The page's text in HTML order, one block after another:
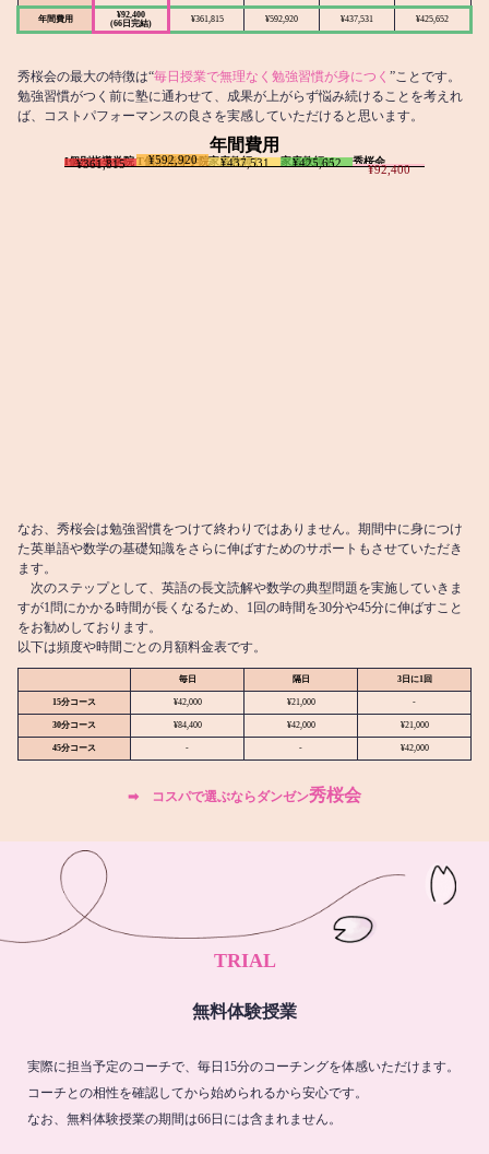
年間費用
¥92,400
(66日完結)
¥361,815 ¥592,920 ¥437,531 ¥425,652
秀桜会の最大の特徴は“毎日授業で無理なく勉強習慣が身につく ”ことです。
勉強習慣がつく前に塾に通わせて、成果が上がらず悩み続けることを考えれ
ば、コストパフォーマンスの良さを実感していただけると思います。
年間費用
I個別指導学院
¥361,815 T個別指導学院
¥592,920 家庭教師T
¥437,531 家庭教師M
¥425,652 秀桜会
¥92,400
なお、秀桜会は勉強習慣をつけて終わりではありません。期間中に身につけ
た英単語や数学の基礎知識をさらに伸ばすためのサポートもさせていただき
ます。
次のステップとして、英語の長文読解や数学の典型問題を実施していきま
すが1問にかかる時間が長くなるため、1回の時間を30分や45分に伸ばすこと
をお勧めしております。
以下は頻度や時間ごとの月額料金表です。
毎日 隔日 3日に1回
15分コース ¥42,000 ¥21,000 -
30分コース ¥84,400 ¥42,000 ¥21,000
45分コース - - ¥42,000
➡︎ コスパで選ぶならダンゼン秀桜会
TRIAL
無料体験授業
実際に担当予定のコーチで、毎日15分のコーチングを体感いただけます。
コーチとの相性を確認してから始められるから安心です。
なお、無料体験授業の期間は66日には含まれません。